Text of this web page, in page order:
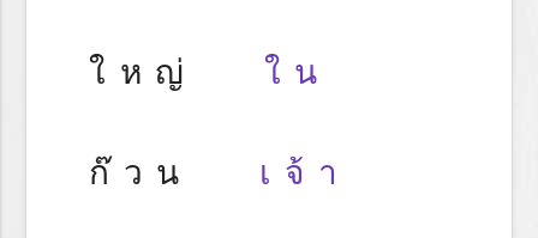
ใหญ่ ใน
ก๊วน เจ้า